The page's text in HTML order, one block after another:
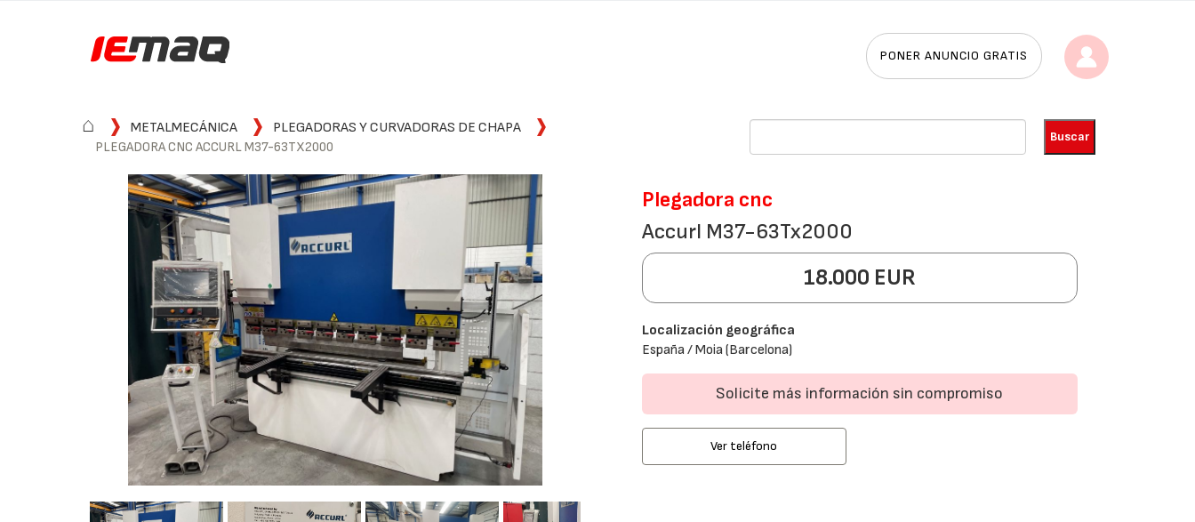
PONER ANUNCIO GRATIS
⌂ METALMECÁNICA
PLEGADORAS Y CURVADORAS DE CHAPA
PLEGADORA CNC ACCURL M37-63TX2000
Plegadora cnc
Accurl M37-63Tx2000
18.000 EUR
Localización geográfica
España / Moia (Barcelona)
Solicite más información sin compromiso
Ver teléfono